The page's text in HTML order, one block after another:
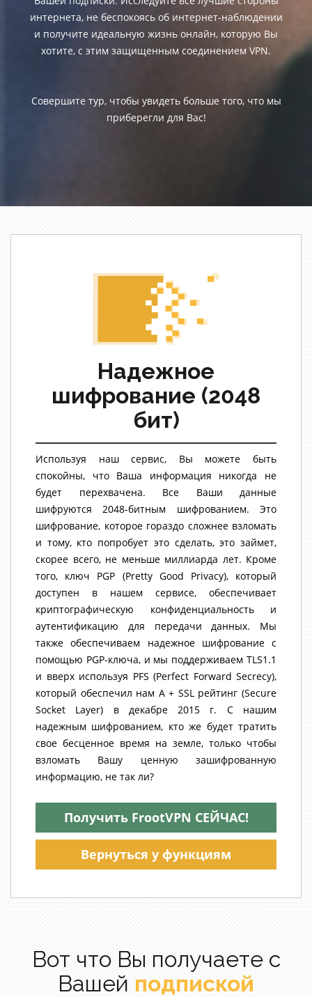
интернета, не беспокоясь об интернет-наблюдении
и получите идеальную жизнь онлайн, которую Вы
хотите, с этим защищенным соединением VPN.
Совершите тур, чтобы увидеть больше того, что мы
приберегли для Вас!
Надежное
шифрование (2048
бит)
Используя наш сервис, Вы можете быть
спокойны, что Ваша информация никогда не
будет перехвачена. Все Ваши данные
шифруются 2048-битным шифрованием. Это
шифрование, которое гораздо сложнее взломать
и тому, кто попробует это сделать, это займет,
скорее всего, не меньше миллиарда лет. Кроме
того, ключ PGP (Pretty Good Privacy), который
доступен в нашем сервисе, обеспечивает
криптографическую конфиденциальность и
аутентификацию для передачи данных. Мы
также обеспечиваем надежное шифрование с
помощью PGP-ключа, и мы поддерживаем TLS1.1
и вверх используя PFS (Perfect Forward Secrecy),
который обеспечил нам A + SSL рейтинг (Secure
Socket Layer) в декабре 2015 г. С нашим
надежным шифрованием, кто же будет тратить
свое бесценное время на земле, только чтобы
взломать Вашу ценную зашифрованную
информацию, не так ли?
Получить FrootVPN СЕЙЧАС!
Вернуться у функциям
Вот что Вы получаете с
Вашей подпиской